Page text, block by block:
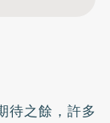
待之餘，許多